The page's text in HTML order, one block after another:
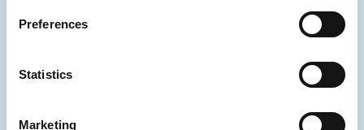
Preferences
Statistics
Marketing
Comunicato stampa Vai al sito